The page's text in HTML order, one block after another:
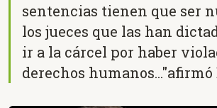
sentencias tienen que ser
los jueces que las han
ir a la cárcel por haber
derechos humanos..."afirmó